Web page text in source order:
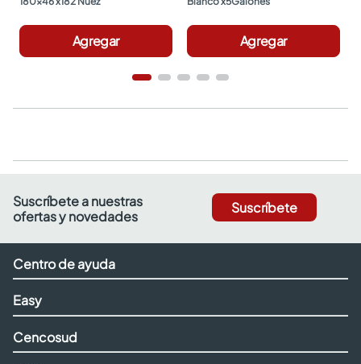
Agregar Agregar
Suscríbete a nuestras
ofertas y novedades
Suscríbete
Centro de ayuda
Easy
Cencosud